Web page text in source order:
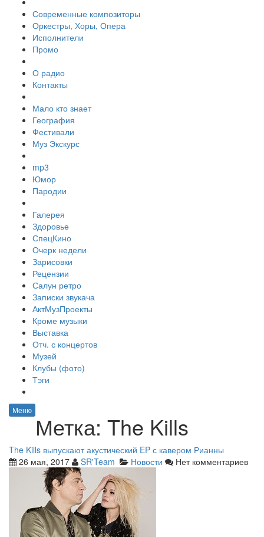
Современные композиторы
Оркестры, Хоры, Опера
Исполнители
Промо
О радио
Контакты
Мало кто знает
География
Фестивали
Муз Экскурс
mp3
Юмор
Пародии
Галерея
Здоровье
СпецКино
Очерк недели
Зарисовки
Рецензии
Салун ретро
Записки звукача
АктМузПроекты
Кроме музыки
Выставка
Отч. с концертов
Музей
Клубы (фото)
Тэги
Меню
Метка: The Kills
The Kills выпускают акустический EP с кавером Рианны
26 мая, 2017
SR'Team Новости Нет комментариев